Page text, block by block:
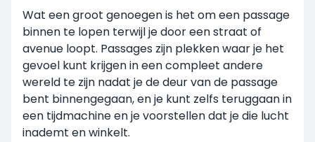
Wat een groot genoegen is het om een passage
binnen te lopen terwijl je door een straat of
avenue loopt. Passages zijn plekken waar je het
gevoel kunt krijgen in een compleet andere
wereld te zijn nadat je de deur van de passage
bent binnengegaan, en je kunt zelfs teruggaan in
een tijdmachine en je voorstellen dat je die lucht
inademt en winkelt.